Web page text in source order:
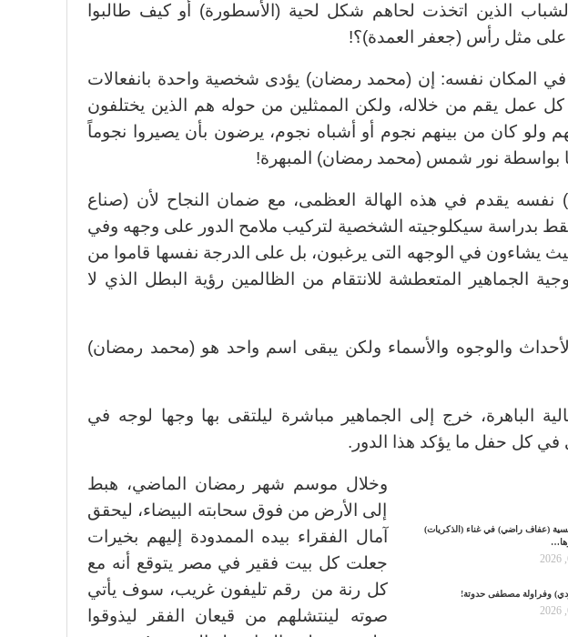
الذين اتخذت لحاهم شكل لحية (الأسطورة) أو كيف طالبوا
على مثل رأس (جعفر العمدة)؟!
المكان نفسه: إن (محمد رمضان) يؤدى شخصية واحدة بانفعالات
عمل يقم من خلاله، ولكن الممثلين من حوله هم الذين يختلفون
ولو كان من بينهم نجوم أو أشباه نجوم، يرضون بأن يصيروا نجوماً
بواسطة نور شمس (محمد رمضان) المبهرة!
يقدم في هذه الهالة العظمى، مع ضمان النجاح لأن (صناع
بدراسة سيكلوجيته الشخصية لتركيب ملامح الدور على وجهه وفي
يشاءون في الوجهه التى يرغبون، بل على الدرجة نفسها قاموا من
الجماهير المتعطشة للانتقام من الظالمين رؤية البطل الذي لا
والوجوه والأسماء ولكن يبقى اسم واحد هو (محمد رمضان)
الباهرة، خرج إلى الجماهير مباشرة ليلتقى بها وجها لوجه في
كل حفل ما يؤكد هذا الدور.
(عفاف راضي) في غناء (الذكريات)
وفراولة مصطفى حدوتة!
وخلال موسم شهر رمضان الماضي، هبط
إلى الأرض من فوق سحابته البيضاء، ليحقق
آمال الفقراء بيده الممدودة إليهم بخيرات
جعلت كل بيت فقير في مصر يتوقع أنه مع
كل رنة من رقم تليفون غريب، سوف يأتي
صوته لينتشلهم من قيعان الفقر ليذوقوا